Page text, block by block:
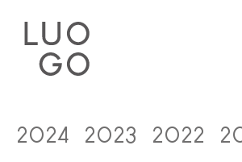
2024 2023 2022